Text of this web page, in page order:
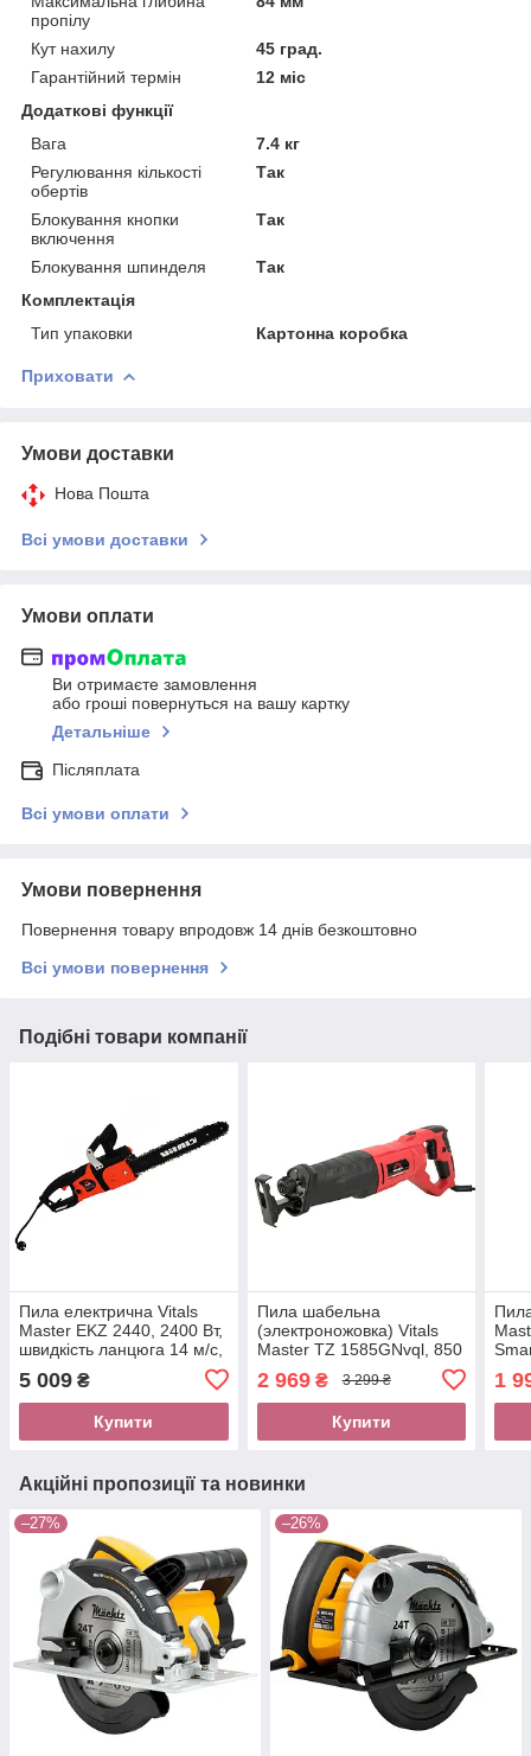
пропілу
Кут нахилу
45 град.
Гарантійний термін
12 міс
Додаткові функції
Вага
7.4 кг
Регулювання кількості
обертів
Так
Блокування кнопки
включення
Так
Блокування шпинделя
Так
Комплектація
Тип упаковки
Картонна коробка
Приховати
Умови доставки
Нова Пошта
Всі умови доставки
Умови оплати
Ви отримаєте замовлення
або гроші повернуться на вашу картку
Детальніше
Післяплата
Всі умови оплати
Умови повернення
Повернення товару впродовж 14 днів безкоштовно
Всі умови повернення
Подібні товари компанії
Пила електрична Vitals
Master EKZ 2440, 2400 Вт,
швидкість ланцюга 14 м/с,
5 009 ₴
Купити
Пила шабельна
(электроножовка) Vitals
Master TZ 1585GNvql, 850
підсвічування, швидка
заміна
2 969₴ 3 299 ₴
Купити
1
Акційні пропозиції та новинки
–27% –26%